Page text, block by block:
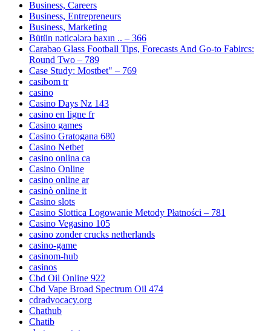
Business, Careers
Business, Entrepreneurs
Business, Marketing
Bütün nəticələrə baxın .. – 366
Carabao Glass Football Tips, Forecasts And Go-to Fabircs:
Round Two – 789
Case Study: Mostbet" – 769
casibom tr
casino
Casino Days Nz 143
casino en ligne fr
Casino games
Casino Gratogana 680
Casino Netbet
casino onlina ca
Casino Online
casino online ar
casinò online it
Casino slots
Casino Slottica Logowanie Metody Płatności – 781
Casino Vegasino 105
casino zonder crucks netherlands
casino-game
casinom-hub
casinos
Cbd Oil Online 922
Cbd Vape Broad Spectrum Oil 474
cdradvocacy.org
Chathub
Chatib